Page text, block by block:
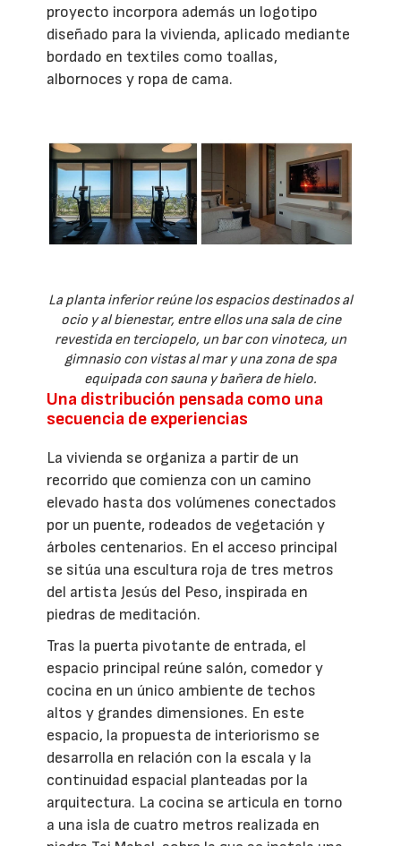
proyecto incorpora además un logotipo
diseñado para la vivienda, aplicado mediante
bordado en textiles como toallas,
albornoces y ropa de cama.
La planta inferior reúne los espacios destinados al
ocio y al bienestar, entre ellos una sala de cine
revestida en terciopelo, un bar con vinoteca, un
gimnasio con vistas al mar y una zona de spa
equipada con sauna y bañera de hielo.
Una distribución pensada como una
secuencia de experiencias
La vivienda se organiza a partir de un
recorrido que comienza con un camino
elevado hasta dos volúmenes conectados
por un puente, rodeados de vegetación y
árboles centenarios. En el acceso principal
se sitúa una escultura roja de tres metros
del artista Jesús del Peso, inspirada en
piedras de meditación.
Tras la puerta pivotante de entrada, el
espacio principal reúne salón, comedor y
cocina en un único ambiente de techos
altos y grandes dimensiones. En este
espacio, la propuesta de interiorismo se
desarrolla en relación con la escala y la
continuidad espacial planteadas por la
arquitectura. La cocina se articula en torno
a una isla de cuatro metros realizada en